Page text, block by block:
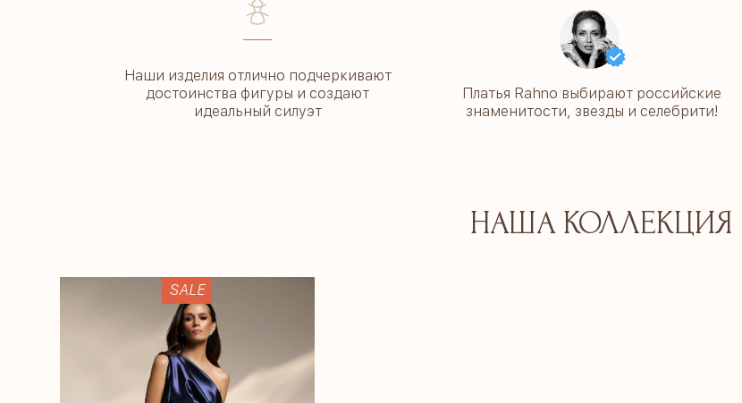
––––
Наши изделия отлично подчеркивают
достоинства фигуры и создают
идеальный силуэт
Платья Rahno выбирают российские
знаменитости, звезды и селебрити!
НАША КОЛЛЕКЦИЯ
SALE